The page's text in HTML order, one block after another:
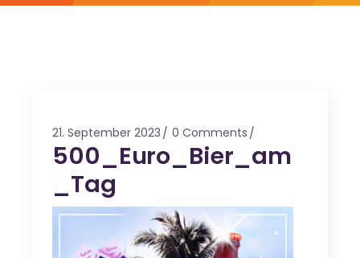
21. September 2023 0 Comments
500_Euro_Bier_am
_Tag